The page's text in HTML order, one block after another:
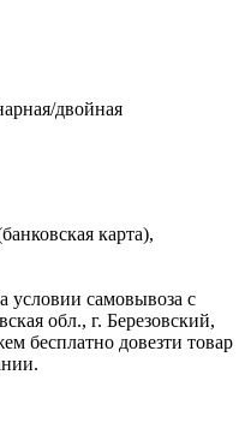
двойная
карта),
условии самовывоза с
обл., г. Березовский,
бесплатно довезти товар